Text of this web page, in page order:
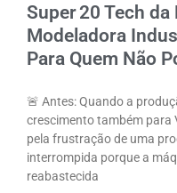
Super 20 Tech da
Modeladora
Para Quem Não
🚨 Antes: Quando a
crescimento também para
pela frustração de uma
interrompida porque a
reabastecida